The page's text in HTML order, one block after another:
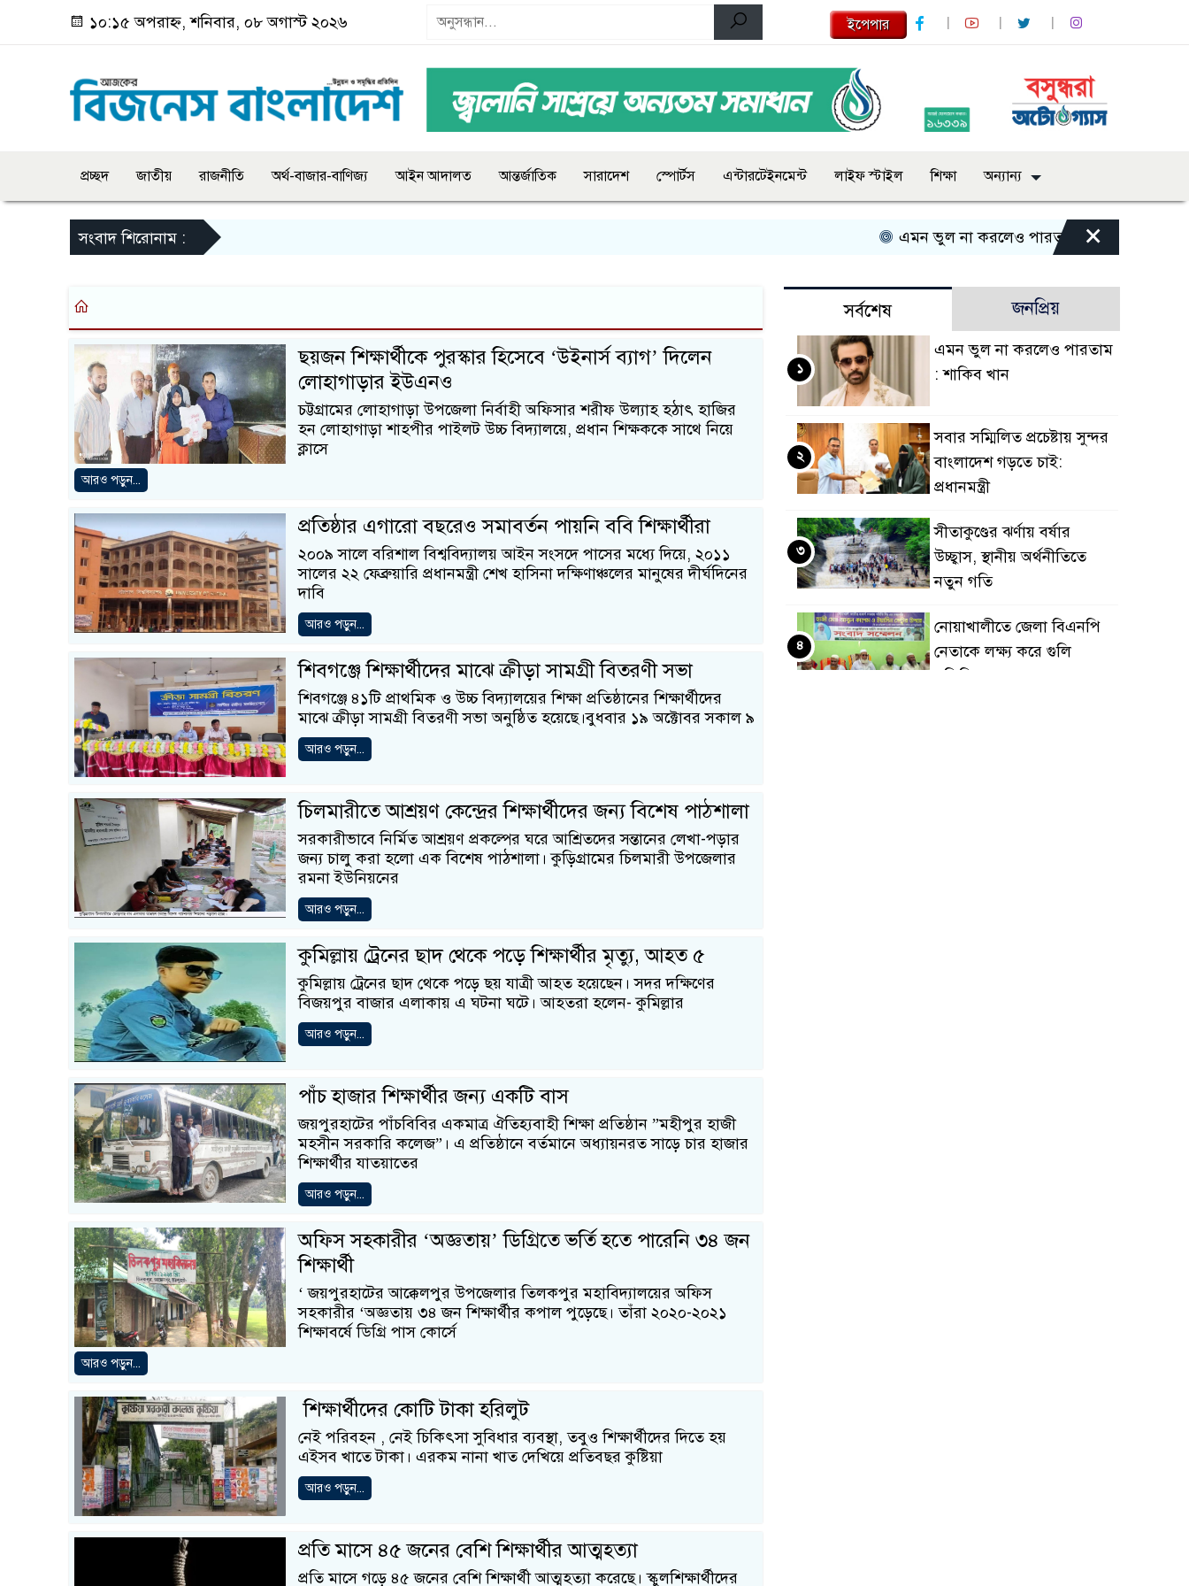
১০:১৫ অপরাহ্ন, শনিবার, ০৮ অগাস্ট ২০২৬ ইপেপার
প্রচ্ছদ জাতীয় রাজনীতি অর্থ-বাজার-বাণিজ্য আইন আদালত আন্তর্জাতিক সারাদেশ স্পোর্টস এন্টারটেইনমেন্ট লাইফ স্টাইল শিক্ষা অন্যান্য
সংবাদ শিরোনাম : এমন ভুল না করলেও পারতাম : শাকিব খান
×
ছয়জন শিক্ষার্থীকে পুরস্কার হিসেবে ‘উইনার্স ব্যাগ’ দিলেন
লোহাগাড়ার ইউএনও
চট্টগ্রামের লোহাগাড়া উপজেলা নির্বাহী অফিসার শরীফ উল্যাহ হঠাৎ হাজির
হন লোহাগাড়া শাহপীর পাইলট উচ্চ বিদ্যালয়ে, প্রধান শিক্ষককে সাথে নিয়ে
ক্লাসে
আরও পড়ুন...
প্রতিষ্ঠার এগারো বছরেও সমাবর্তন পায়নি ববি শিক্ষার্থীরা
২০০৯ সালে বরিশাল বিশ্ববিদ্যালয় আইন সংসদে পাসের মধ্যে দিয়ে, ২০১১
সালের ২২ ফেব্রুয়ারি প্রধানমন্ত্রী শেখ হাসিনা দক্ষিণাঞ্চলের মানুষের দীর্ঘদিনের
দাবি
আরও পড়ুন...
শিবগঞ্জে শিক্ষার্থীদের মাঝে ক্রীড়া সামগ্রী বিতরণী সভা
শিবগঞ্জে ৪১টি প্রাথমিক ও উচ্চ বিদ্যালয়ের শিক্ষা প্রতিষ্ঠানের শিক্ষার্থীদের
মাঝে ক্রীড়া সামগ্রী বিতরণী সভা অনুষ্ঠিত হয়েছে।বুধবার ১৯ অক্টোবর সকাল ৯
আরও পড়ুন...
চিলমারীতে আশ্রয়ণ কেন্দ্রের শিক্ষার্থীদের জন্য বিশেষ পাঠশালা
সরকারীভাবে নির্মিত আশ্রয়ণ প্রকল্পের ঘরে আশ্রিতদের সন্তানের লেখা-পড়ার
জন্য চালু করা হলো এক বিশেষ পাঠশালা। কুড়িগ্রামের চিলমারী উপজেলার
রমনা ইউনিয়নের
আরও পড়ুন...
কুমিল্লায় ট্রেনের ছাদ থেকে পড়ে শিক্ষার্থীর মৃত্যু, আহত ৫
কুমিল্লায় ট্রেনের ছাদ থেকে পড়ে ছয় যাত্রী আহত হয়েছেন। সদর দক্ষিণের
বিজয়পুর বাজার এলাকায় এ ঘটনা ঘটে। আহতরা হলেন- কুমিল্লার
আরও পড়ুন...
পাঁচ হাজার শিক্ষার্থীর জন্য একটি বাস
জয়পুরহাটের পাঁচবিবির একমাত্র ঐতিহ্যবাহী শিক্ষা প্রতিষ্ঠান ”মহীপুর হাজী
মহসীন সরকারি কলেজ”। এ প্রতিষ্ঠানে বর্তমানে অধ্যায়নরত সাড়ে চার হাজার
শিক্ষার্থীর যাতয়াতের
আরও পড়ুন...
অফিস সহকারীর ‘অজ্ঞতায়’ ডিগ্রিতে ভর্তি হতে পারেনি ৩৪ জন
শিক্ষার্থী
‘ জয়পুরহাটের আক্কেলপুর উপজেলার তিলকপুর মহাবিদ্যালয়ের অফিস
সহকারীর ‘অজ্ঞতায় ৩৪ জন শিক্ষার্থীর কপাল পুড়েছে। তাঁরা ২০২০-২০২১
শিক্ষাবর্ষে ডিগ্রি পাস কোর্সে
আরও পড়ুন...
শিক্ষার্থীদের কোটি টাকা হরিলুট
নেই পরিবহন , নেই চিকিৎসা সুবিধার ব্যবস্থা, তবুও শিক্ষার্থীদের দিতে হয়
এইসব খাতে টাকা। এরকম নানা খাত দেখিয়ে প্রতিবছর কুষ্টিয়া
আরও পড়ুন...
প্রতি মাসে ৪৫ জনের বেশি শিক্ষার্থীর আত্মহত্যা
প্রতি মাসে গড়ে ৪৫ জনের বেশি শিক্ষার্থী আত্মহত্যা করেছে। স্কুলশিক্ষার্থীদের
সর্বশেষ জনপ্রিয়
এমন ভুল না করলেও পারতাম
: শাকিব খান
১
সবার সম্মিলিত প্রচেষ্টায় সুন্দর
বাংলাদেশ গড়তে চাই:
প্রধানমন্ত্রী
২
সীতাকুণ্ডের ঝর্ণায় বর্ষার
উচ্ছ্বাস, স্থানীয় অর্থনীতিতে
নতুন গতি
৩
নোয়াখালীতে জেলা বিএনপি
নেতাকে লক্ষ্য করে গুলি
গুলিবিদ্ধ ২: সংবাদ সম্মেলন ও
৪